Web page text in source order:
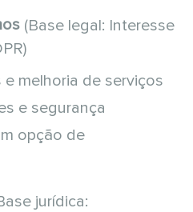
(Base legal: Interesse
melhoria de serviços
e segurança
opção de
jurídica: